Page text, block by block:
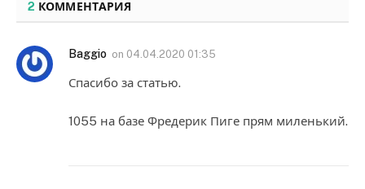
2 КОММЕНТАРИЯ
Baggio on 04.04.2020 01:35
Спасибо за статью.
1055 на базе Фредерик Пиге прям миленький.